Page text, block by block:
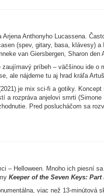
Anthonyho Lucassena.
(spev, gitary, basa, klávesy)
van Giersbergen, Sharon
príbeh – väčšinou ide
ale nájdeme tu aj hrad kráľa
je mix sci-fi a gotiky.
a rozpráva anjelovi smrti
Pred poslucháčom sa
– Helloween. Mnoho ich piesní
Keeper of the Seven Keys: Part
viac než 13-